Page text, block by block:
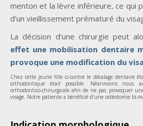
menton et la lèvre inférieure, ce qui
d’un vieillissement prématuré du
La décision d’une chirurgie peut
effet une mobilisation dentaire
provoque une modification du
Chez cette jeune fille ci-contre le décalage dentaire
orthodontique était possible. Néanmoins nous
orthodontico-chirurgicale afin de ne pas provoquer
visage. Notre patiente a bénéficié d’une ostéotomie bi-